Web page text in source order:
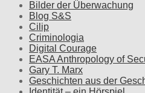
Bilder der Überwachung
Blog S&S
Cilip
Criminologia
Digital Courage
EASA Anthropology of
Gary T. Marx
Geschichten aus der